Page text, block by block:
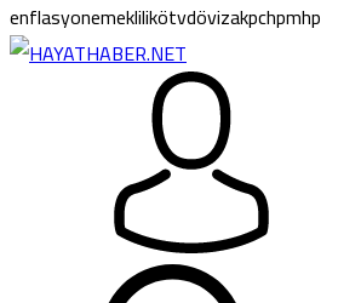
enflasyonemeklilikötvdövizakpchpmhp